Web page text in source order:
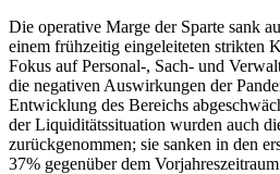
Die operative Marge der Sparte sank
einem frühzeitig eingeleiteten strikten
Fokus auf Personal-, Sach- und
die negativen Auswirkungen der
Entwicklung des Bereichs
der Liquiditätssituation wurden auch
zurückgenommen; sie sanken in den
37% gegenüber dem